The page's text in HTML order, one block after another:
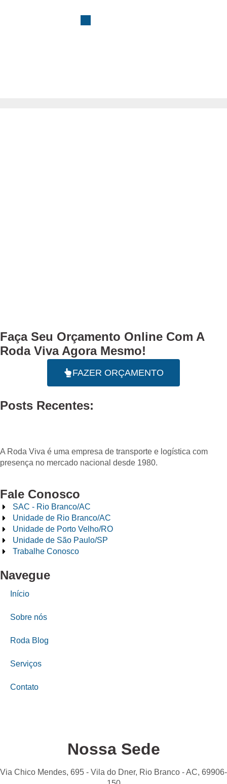
Faça Seu Orçamento Online Com A
Roda Viva Agora Mesmo!
FAZER ORÇAMENTO
Posts Recentes:
A Roda Viva é uma empresa de transporte e logística com
presença no mercado nacional desde 1980.
Fale Conosco
SAC - Rio Branco/AC
Unidade de Rio Branco/AC
Unidade de Porto Velho/RO
Unidade de São Paulo/SP
Trabalhe Conosco
Navegue
Início
Sobre nós
Roda Blog
Serviços
Contato
Nossa Sede
Via Chico Mendes, 695 - Vila do Dner, Rio Branco - AC, 69906-